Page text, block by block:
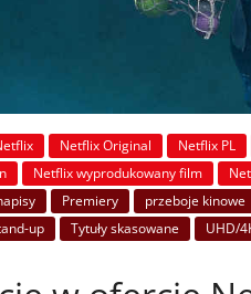
Netflix Original Netflix PL
Netflix wyprodukowany film
Premiery przeboje kinowe
up Tytuły skasowane UHD/